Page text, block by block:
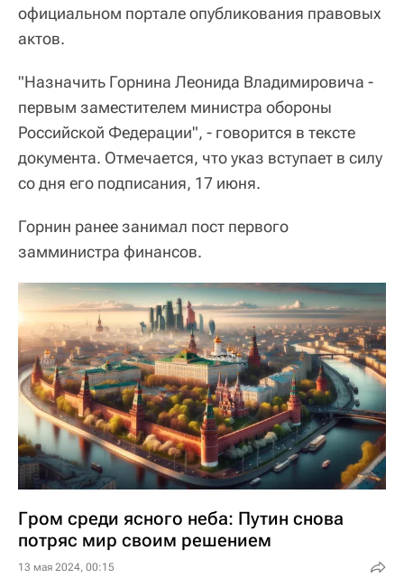
официальном портале опубликования правовых
актов.
"Назначить Горнина Леонида Владимировича -
первым заместителем министра обороны
Российской Федерации", - говорится в тексте
документа. Отмечается, что указ вступает в силу
со дня его подписания, 17 июня.
Горнин ранее занимал пост первого
замминистра финансов.
Гром среди ясного неба: Путин снова
потряс мир своим решением
13 мая 2024, 00:15